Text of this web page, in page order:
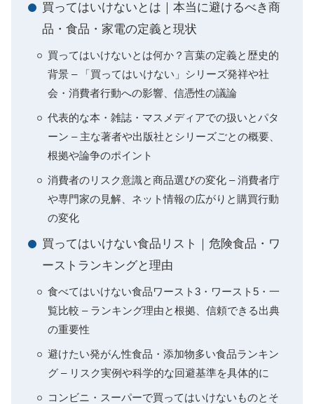
買ってはいけないとは｜本当に避けるべき商
品・食品・家電の定義と現状
買ってはいけないとは何か？言葉の定義と歴史的
背景 – 「買ってはいけない」シリーズ発祥や社
会・消費者行動への影響、信憑性の議論
代表的な本・雑誌・マスメディアでの扱いとパタ
ーン – 主な著者や出版社とシリーズごとの概要、
根拠や論争のポイント
消費者のリスク意識と商品選びの変化 – 消費者庁
や専門家の見解、ネット情報の広がりと購買行動
の変化
買ってはいけない食品リスト｜危険食品・ワ
ーストランキングと理由
食べてはいけない食品ワースト3・ワースト5・一
覧比較 – ランキング理由と根拠、信頼できる出典
の重要性
避けたい発がん性食品・添加物多い食品ランキン
グ – リスク実例や科学的な回避基準を具体的に
コンビニ・スーパーで買ってはいけないものとそ